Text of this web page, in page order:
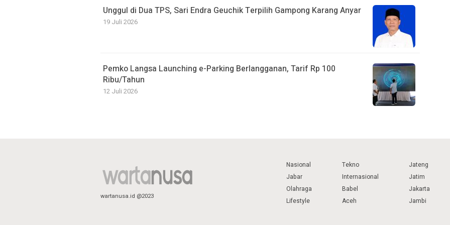
Unggul di Dua TPS, Sari Endra Geuchik Terpilih Gampong Karang Anyar
19 Juli 2026
Pemko Langsa Launching e-Parking Berlangganan, Tarif Rp 100
Ribu/Tahun
12 Juli 2026
wartanusa.id @2023
Nasional
Jabar
Olahraga
Lifestyle
Tekno
Internasional
Babel
Aceh
Jateng
Jatim
Jakarta
Jambi